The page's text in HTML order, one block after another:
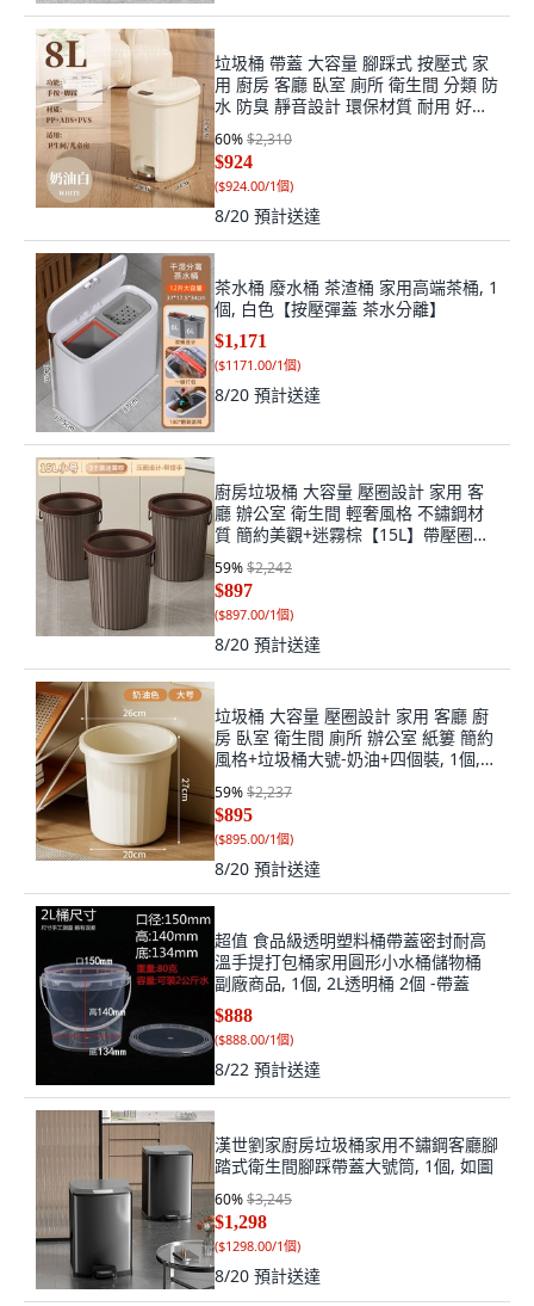
垃圾桶 帶蓋 大容量 腳踩式 按壓式 家
用 廚房 客廳 臥室 廁所 衛生間 分類 防
水 防臭 靜音設計 環保材質 耐用 好清
理+10.1L奶油白(腳踩+手按)兒童房+默
認尺寸, 1個, 默認尺寸
60%$2,310
$924
($924.00/1個)
8/20 預計送達
茶水桶 廢水桶 茶渣桶 家用高端茶桶, 1
個, 白色【按壓彈蓋 茶水分離】
$1,171
($1171.00/1個)
8/20 預計送達
廚房垃圾桶 大容量 壓圈設計 家用 客
廳 辦公室 衛生間 輕奢風格 不鏽鋼材
質 簡約美觀+迷霧棕【15L】帶壓圈
+提手-3只裝+默認尺寸, 1個, 默認尺寸
59%$2,242
$897
($897.00/1個)
8/20 預計送達
垃圾桶 大容量 壓圈設計 家用 客廳 廚
房 臥室 衛生間 廁所 辦公室 紙簍 簡約
風格+垃圾桶大號-奶油+四個裝, 1個,
四個裝
59%$2,237
$895
($895.00/1個)
8/20 預計送達
超值 食品級透明塑料桶帶蓋密封耐高
溫手提打包桶家用圓形小水桶儲物桶
副廠商品, 1個, 2L透明桶 2個 -帶蓋
$888
($888.00/1個)
8/22 預計送達
漢世劉家廚房垃圾桶家用不鏽鋼客廳腳
踏式衛生間腳踩帶蓋大號筒, 1個, 如圖
60%$3,245
$1,298
($1298.00/1個)
8/20 預計送達